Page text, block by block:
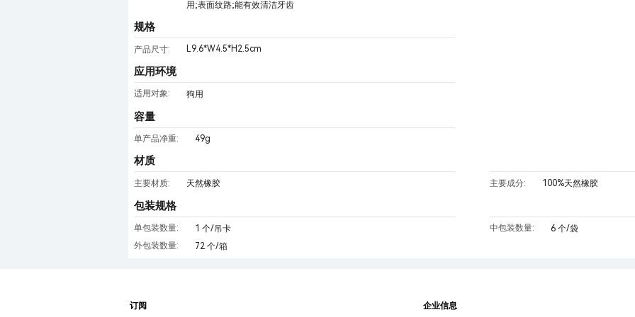
用;表面纹路;能有效清洁牙齿
规格
产品尺寸: L9.6*W4.5*H2.5cm
应用环境
适用对象: 狗用
容量
单产品净重: 49g
材质
主要材质: 天然橡胶 主要成分: 100%天然橡胶
包装规格
单包装数量: 1 个/吊卡 中包装数量:
6 个/袋
外包装数量:
72 个/箱
订阅 企业信息